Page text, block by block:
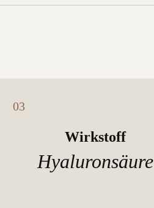
Wirkstoff
Hyaluronsäure